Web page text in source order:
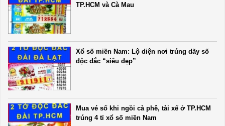
TP.HCM và Cà Mau
Xổ số miền Nam: Lộ diện nơi trúng dãy số
độc đắc “siêu đẹp”
Mua vé số khi ngồi cà phê, tài xế ở TP.HCM
trúng 4 tỉ xổ số miền Nam